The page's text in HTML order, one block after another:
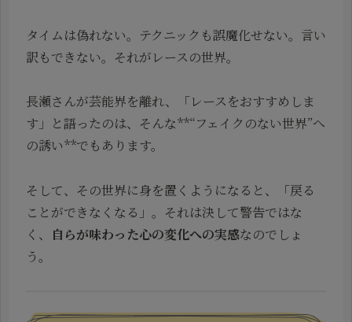
タイムは偽れない。テクニックも誤魔化せない。言い
訳もできない。それがレースの世界。
長瀬さんが芸能界を離れ、「レースをおすすめしま
す」と語ったのは、そんな**“フェイクのない世界”へ
の誘い**でもあります。
そして、その世界に身を置くようになると、「戻る
ことができなくなる」。それは決して警告ではな
く、
自らが味わった心の変化への実感なのでしょ
う。